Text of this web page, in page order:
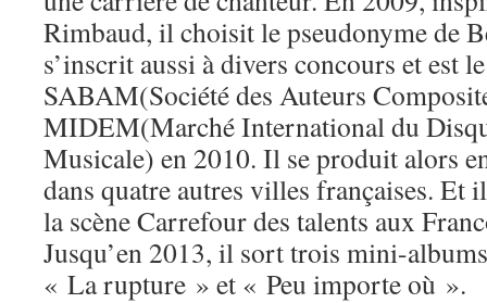
Rimbaud, il choisit le pseudonyme de
s’inscrit aussi à divers concours et est
SABAM(Société des Auteurs
MIDEM(Marché International du
Musicale) en 2010. Il se produit alors
dans quatre autres villes françaises. Et
la scène Carrefour des talents aux
Jusqu’en 2013, il sort trois mini-
« La rupture » et « Peu importe où ».